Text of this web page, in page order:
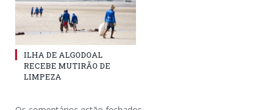
ILHA DE ALGODOAL
RECEBE MUTIRÃO DE
LIMPEZA